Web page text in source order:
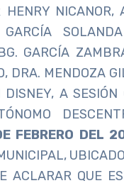
NICANOR,
GARCÍA
DRA. MENDOZA
A
FEBRERO DEL
ACLARAR QUE